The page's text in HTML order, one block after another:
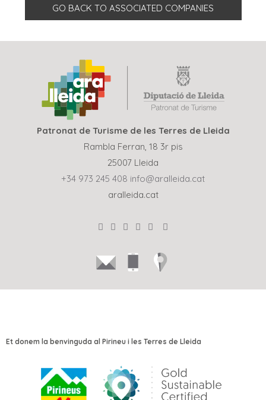
GO BACK TO ASSOCIATED COMPANIES
Patronat de Turisme de les Terres de Lleida
Rambla Ferran, 18 3r pis
25007 Lleida
+34 973 245 408 info@aralleida.cat
aralleida.cat
Et donem la benvinguda al Pirineu i les Terres de Lleida